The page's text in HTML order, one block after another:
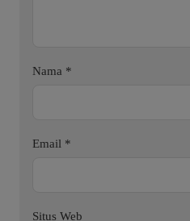
Nama *
Email *
Situs Web